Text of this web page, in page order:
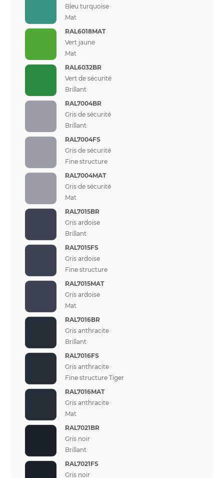
Bleu turquoise
Mat
RAL6018MAT
Vert jaune
Mat
RAL6032BR
Vert de sécurité
Brillant
RAL7004BR
Gris de sécurité
Brillant
RAL7004FS
Gris de sécurité
Fine structure
RAL7004MAT
Gris de sécurité
Mat
RAL7015BR
Gris ardoise
Brillant
RAL7015FS
Gris ardoise
Fine structure
RAL7015MAT
Gris ardoise
Mat
RAL7016BR
Gris anthracite
Brillant
RAL7016FS
Gris anthracite
Fine structure Tiger
RAL7016MAT
Gris anthracite
Mat
RAL7021BR
Gris noir
Brillant
RAL7021FS
Gris noir